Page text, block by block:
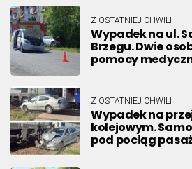
Z OSTATNIEJ CHWILI
Wypadek na ul.
Brzegu. Dwie
pomocy
Z OSTATNIEJ CHWILI
Wypadek na
kolejowym.
pod pociąg